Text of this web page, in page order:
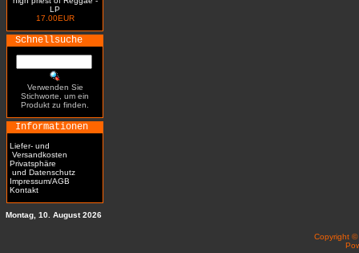
LP
17.00EUR
Schnellsuche
Verwenden Sie
Stichworte, um ein
Produkt zu finden.
Informationen
Liefer- und
Versandkosten
Privatsphäre
und Datenschutz
Impressum/AGB
Kontakt
Montag, 10. August 2026
Copyright